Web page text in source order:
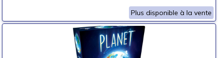
Plus disponible à la vente